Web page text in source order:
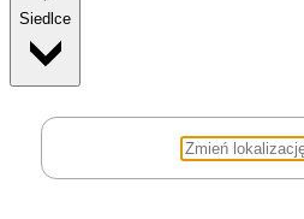
Siedlce